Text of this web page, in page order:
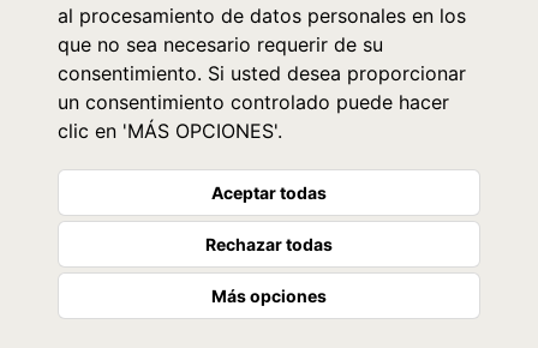
al procesamiento de datos personales en los
que no sea necesario requerir de su
consentimiento. Si usted desea proporcionar
un consentimiento controlado puede hacer
clic en 'MÁS OPCIONES'.
Aceptar todas
Rechazar todas
Más opciones